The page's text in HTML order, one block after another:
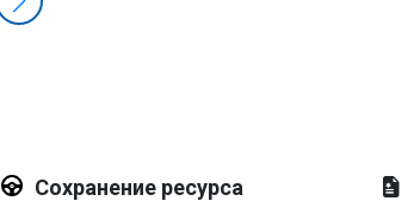
Сохранение ресурса